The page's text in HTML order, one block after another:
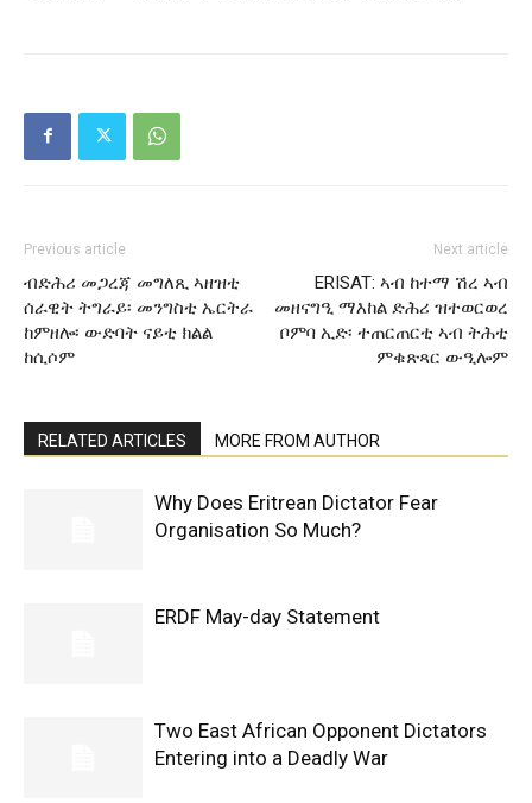
Previous article
ብድሕሪ መጋረጃ መግለጺ ኣዘዝቲ
ሰራዊት ትግራይ፡ መንግስቲ ኤርትራ
ከምዘሎ፡ ውድባት ናይቲ ክልል
ከሲሶም
Next article
ERISAT: ኣብ ከተማ ሽረ ኣብ
መዘናግዒ ማእከል ድሕሪ ዝተወርወረ
ቦምባ ኢድ፡ ተጠርጠርቲ ኣብ ትሕቲ
ምቁጽጻር ውዒሎም
RELATED ARTICLES MORE FROM AUTHOR
Why Does Eritrean Dictator Fear
Organisation So Much?
ERDF May-day Statement
Two East African Opponent Dictators
Entering into a Deadly War